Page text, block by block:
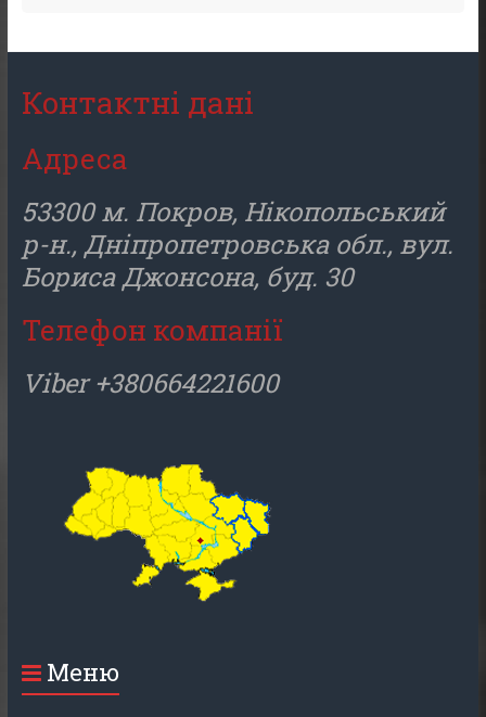
Контактні дані
Адреса
53300 м. Покров, Нікопольський
р-н., Дніпропетровська обл., вул.
Бориса Джонсона, буд. 30
Телефон компанії
Viber +380664221600
Меню